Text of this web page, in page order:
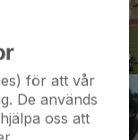
för att vår
De används
oss att